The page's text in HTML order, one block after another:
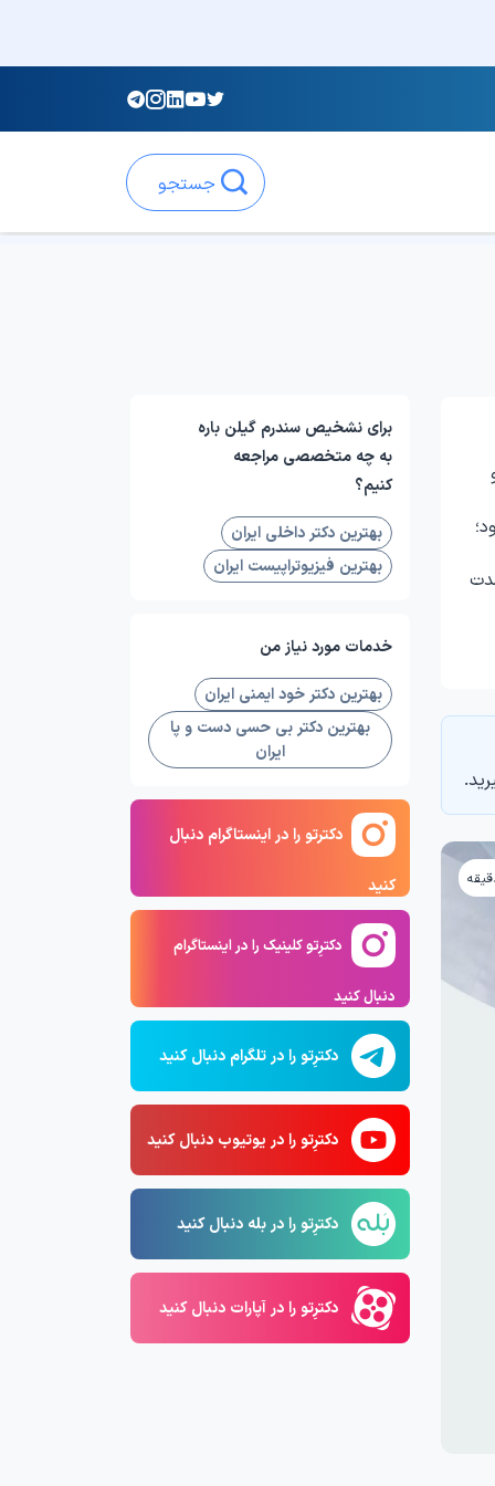
جستجو
برای نشخیص سندرم گیلن باره
به چه متخصصی مراجعه
کنیم؟
بهترین دکتر داخلی ایران
بهترین فیزیوتراپیست ایران
خدمات مورد نیاز من
بهترین دکتر خود ایمنی ایران
بهترین دکتر بی حسی دست و پا
ایران
دکترتو را در اینستاگرام دنبال
کنید
دکترِتو کلینیک را در اینستاگرام
دنبال کنید
دکترِتو را در تلگرام دنبال کنید
دکترِتو را در یوتیوب دنبال کنید
دکترِتو را در بله دنبال کنید
دکترِتو را در آپارات دنبال کنید